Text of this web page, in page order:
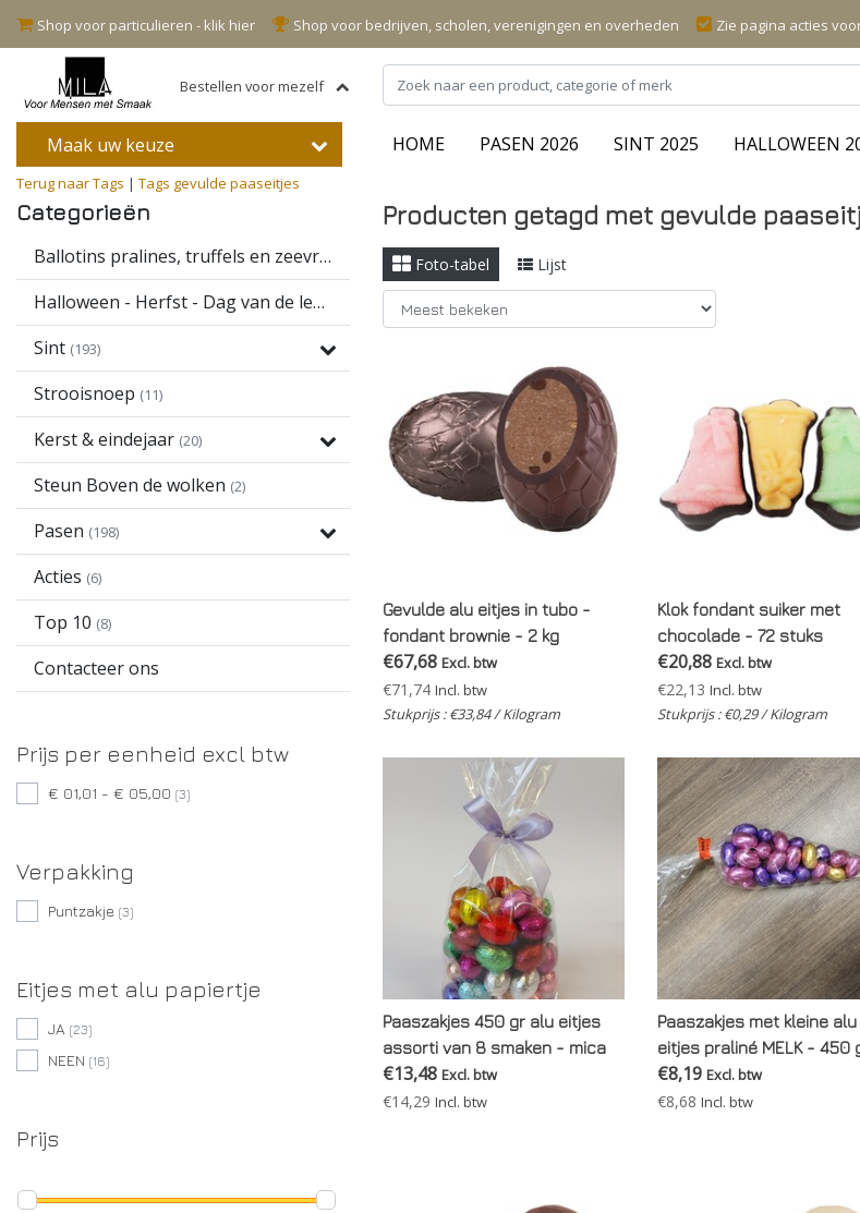
Shop voor particulieren - klik hier Shop voor bedrijven, scholen, verenigingen en overheden Zie pagina acties
Bestellen voor mezelf
Maak uw keuze HOME PASEN 2026 SINT 2025 HALLOWEEN
Terug naar Tags | Tags gevulde paaseitjes
Categorieën
Ballotins pralines, truffels en zeevruchten (16)
Halloween - Herfst - Dag van de leerkracht (13)
Sint (193)
Strooisnoep (11)
Kerst & eindejaar (20)
Steun Boven de wolken (2)
Pasen (198)
Acties (6)
Top 10 (8)
Contacteer ons
Prijs per eenheid excl btw
€ 01,01 - € 05,00 (3)
Verpakking
Puntzakje (3)
Eitjes met alu papiertje
JA (23)
NEEN (16)
Prijs
Producten getagd met gevulde
Foto-tabel Lijst
Gevulde alu eitjes in tubo -
fondant brownie - 2 kg
€67,68 Excl. btw
€71,74 Incl. btw
Stukprijs : €33,84 / Kilogram
Klok fondant suiker met
chocolade - 72 stuks
€20,88 Excl. btw
€22,13 Incl. btw
Stukprijs : €0,29 / Kilogram
Paaszakjes 450 gr alu eitjes
assorti van 8 smaken - mica
met strik
€13,48 Excl. btw
€14,29 Incl. btw
Paaszakjes met kleine alu
eitjes praliné MELK - 450
€8,19 Excl. btw
€8,68 Incl. btw